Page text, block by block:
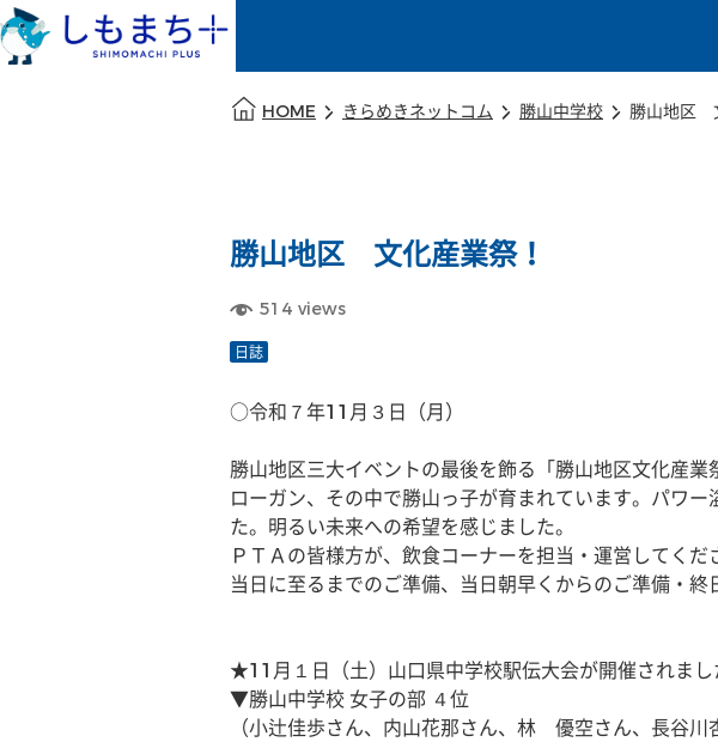
HOME きらめきネットコム 勝山中学校 勝山地区
勝山地区 文化産業祭！
514 views
日誌
○令和７年11月３日（月）
勝山地区三大イベントの最後を飾る「勝山地区文化産
ローガン、その中で勝山っ子が育まれています。パワ
た。明るい未来への希望を感じました。
ＰＴＡの皆様方が、飲食コーナーを担当・運営してくだ
当日に至るまでのご準備、当日朝早くからのご準備・
★11月１日（土）山口県中学校駅伝大会が開催されまし
▼勝山中学校 女子の部 ４位
（小辻佳歩さん、内山花那さん、林　優空さん、長谷川